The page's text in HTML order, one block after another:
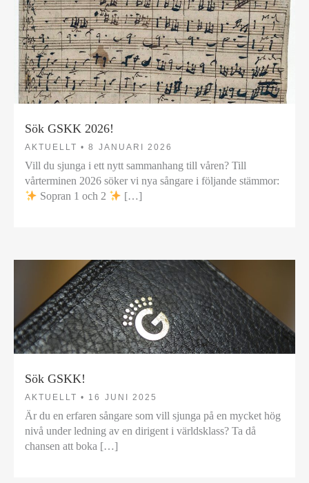
Sök GSKK 2026!
AKTUELLT • 8 JANUARI 2026
Vill du sjunga i ett nytt sammanhang till våren? Till
vårterminen 2026 söker vi nya sångare i följande stämmor:
Sopran 1 och 2
[…]
Sök GSKK!
AKTUELLT • 16 JUNI 2025
Är du en erfaren sångare som vill sjunga på en mycket hög
nivå under ledning av en dirigent i världsklass? Ta då
chansen att boka […]